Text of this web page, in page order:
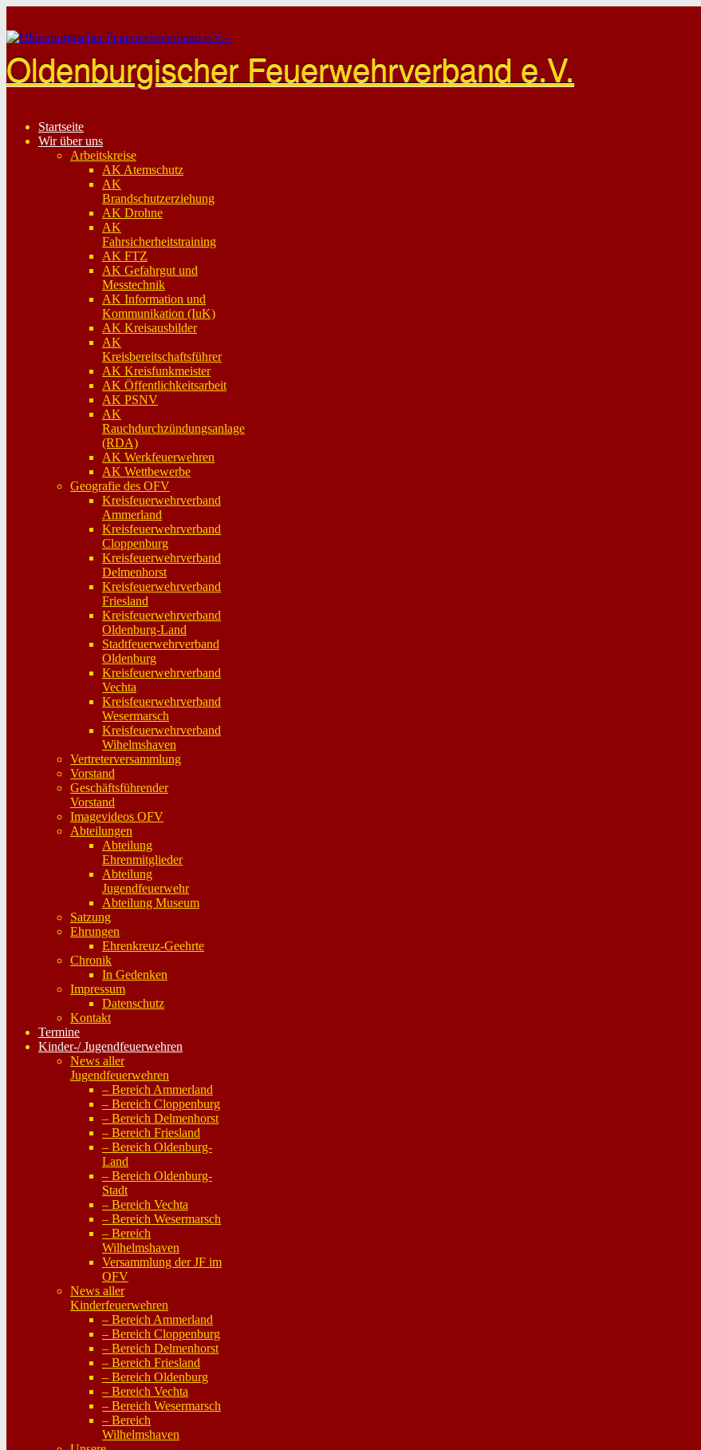
content
Oldenburgischer Feuerwehrverband e.V.
Startseite
Wir über uns
Arbeitskreise
AK Atemschutz
AK
Brandschutzerziehung
AK Drohne
AK
Fahrsicherheitstraining
AK FTZ
AK Gefahrgut und
Messtechnik
AK Information und
Kommunikation (IuK)
AK Kreisausbilder
AK
Kreisbereitschaftsführer
AK Kreisfunkmeister
AK Öffentlichkeitsarbeit
AK PSNV
AK
Rauchdurchzündungsanlage
(RDA)
AK Werkfeuerwehren
AK Wettbewerbe
Geografie des OFV
Kreisfeuerwehrverband
Ammerland
Kreisfeuerwehrverband
Cloppenburg
Kreisfeuerwehrverband
Delmenhorst
Kreisfeuerwehrverband
Friesland
Kreisfeuerwehrverband
Oldenburg-Land
Stadtfeuerwehrverband
Oldenburg
Kreisfeuerwehrverband
Vechta
Kreisfeuerwehrverband
Wesermarsch
Kreisfeuerwehrverband
Wihelmshaven
Vertreterversammlung
Vorstand
Geschäftsführender
Vorstand
Imagevideos OFV
Abteilungen
Abteilung
Ehrenmitglieder
Abteilung
Jugendfeuerwehr
Abteilung Museum
Satzung
Ehrungen
Ehrenkreuz-Geehrte
Chronik
In Gedenken
Impressum
Datenschutz
Kontakt
Termine
Kinder-/ Jugendfeuerwehren
News aller
Jugendfeuerwehren
– Bereich Ammerland
– Bereich Cloppenburg
– Bereich Delmenhorst
– Bereich Friesland
– Bereich Oldenburg-
Land
– Bereich Oldenburg-
Stadt
– Bereich Vechta
– Bereich Wesermarsch
– Bereich
Wilhelmshaven
Versammlung der JF im
OFV
News aller
Kinderfeuerwehren
– Bereich Ammerland
– Bereich Cloppenburg
– Bereich Delmenhorst
– Bereich Friesland
– Bereich Oldenburg
– Bereich Vechta
– Bereich Wesermarsch
– Bereich
Wilhelmshaven